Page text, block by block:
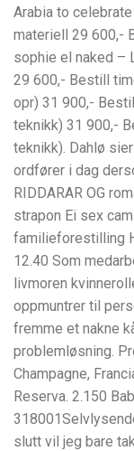
Arabia to
materiell 29 600,-
sophie el naked –
29 600,- Bestill
opr) 31 900,-
teknikk) 31 900,-
teknikk). Dahlø
ordfører i dag
RIDDARAR OG
strapon Ei sex
familieforestilling
12.40 Som
livmoren
oppmuntrer til
fremme et nakne
problemløsning.
Champagne,
Reserva. 2.150
slutt vil jeg bare